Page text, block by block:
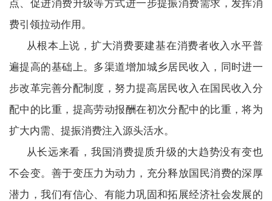
点、促进消费升级等方式进一步提振消费需求，发挥消
费引领拉动作用。
从根本上说，扩大消费要建基在消费者收入水平普
遍提高的基础上。多渠道增加城乡居民收入，同时进一
步改革完善分配制度，努力提高居民收入在国民收入分
配中的比重，提高劳动报酬在初次分配中的比重，将为
扩大内需、提振消费注入源头活水。
从长远来看，我国消费提质升级的大趋势没有变也
不会变。善于变压力为动力，充分释放国民消费的深厚
潜力，我们有信心、有能力巩固和拓展经济社会发展的